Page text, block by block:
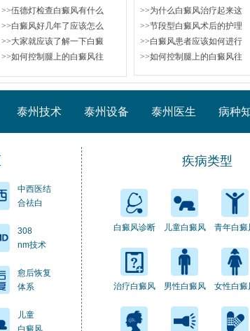
>>伍德灯检查白癜风有什么
>>白癜风好几年了应该怎么
>>大家就应该了解一下白癜
>>如何控制腿上的白癜风往
>>为什么白癜风治疗起来这
>>节段型白癜风术后的护理
>>白癜风患者应该如何进行
>>如何控制腿上的白癜风往
泰州技术 泰州设备 泰州医生 病种
中西医结
合祛白
308
nm技术
愈后恢复
体系
儿童
疾病类型
白癜风诊断 儿童白癜风 青年白癜
治疗白癜风 男性白癜风 女性白癜